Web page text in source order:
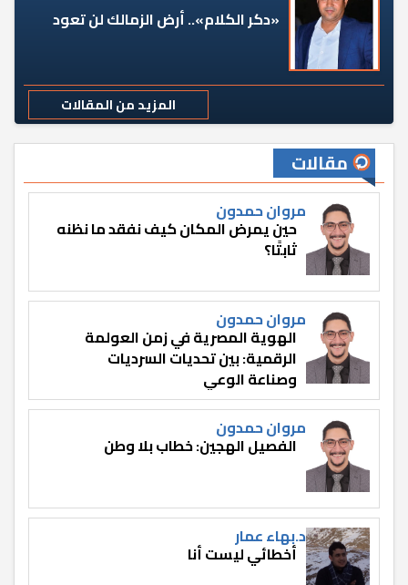
«دكر الكلام».. أرض الزمالك لن تعود
المزيد من المقالات
مقالات
مروان حمدون
حين يمرض المكان كيف نفقد ما نظنه
ثابتًا؟
مروان حمدون
الهوية المصرية في زمن العولمة
الرقمية: بين تحديات السرديات
وصناعة الوعي
مروان حمدون
الفصيل الهجين: خطاب بلا وطن
د.بهاء عمار
أخطائي ليست أنا